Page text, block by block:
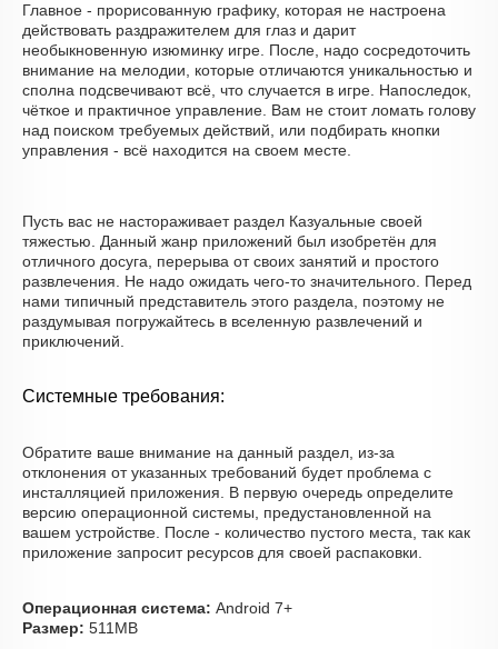
Главное - прорисованную графику, которая не настроена
действовать раздражителем для глаз и дарит
необыкновенную изюминку игре. После, надо сосредоточить
внимание на мелодии, которые отличаются уникальностью и
сполна подсвечивают всё, что случается в игре. Напоследок,
чёткое и практичное управление. Вам не стоит ломать голову
над поиском требуемых действий, или подбирать кнопки
управления - всё находится на своем месте.
Пусть вас не настораживает раздел Казуальные своей
тяжестью. Данный жанр приложений был изобретён для
отличного досуга, перерыва от своих занятий и простого
развлечения. Не надо ожидать чего-то значительного. Перед
нами типичный представитель этого раздела, поэтому не
раздумывая погружайтесь в вселенную развлечений и
приключений.
Системные требования:
Обратите ваше внимание на данный раздел, из-за
отклонения от указанных требований будет проблема с
инсталляцией приложения. В первую очередь определите
версию операционной системы, предустановленной на
вашем устройстве. После - количество пустого места, так как
приложение запросит ресурсов для своей распаковки.
Операционная система: Android 7+
Размер: 511MB